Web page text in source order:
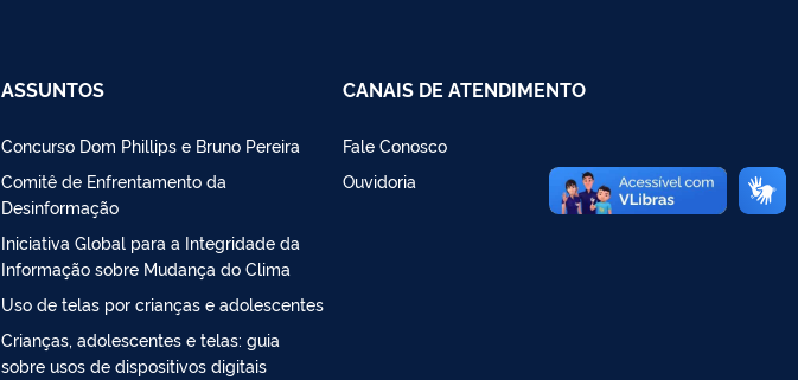
ASSUNTOS
Concurso Dom Phillips e Bruno Pereira
Comitê de Enfrentamento da
Desinformação
Iniciativa Global para a Integridade da
Informação sobre Mudança do Clima
Uso de telas por crianças e adolescentes
Crianças, adolescentes e telas: guia
sobre usos de dispositivos digitais
CANAIS DE ATENDIMENTO
Fale Conosco
Ouvidoria